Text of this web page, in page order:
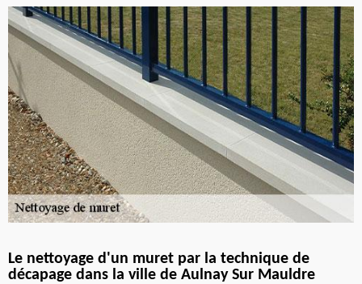
Le nettoyage d'un muret par la technique de
décapage dans la ville de Aulnay Sur Mauldre